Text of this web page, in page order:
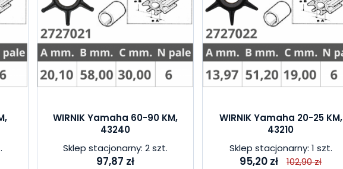
WIRNIK Yamaha 60-90 KM,
43240
Sklep stacjonarny: 2 szt.
97,87 zł
WIRNIK Yamaha 20-25 KM,
43210
Sklep stacjonarny: 1 szt.
95,20 zł 102,90 zł